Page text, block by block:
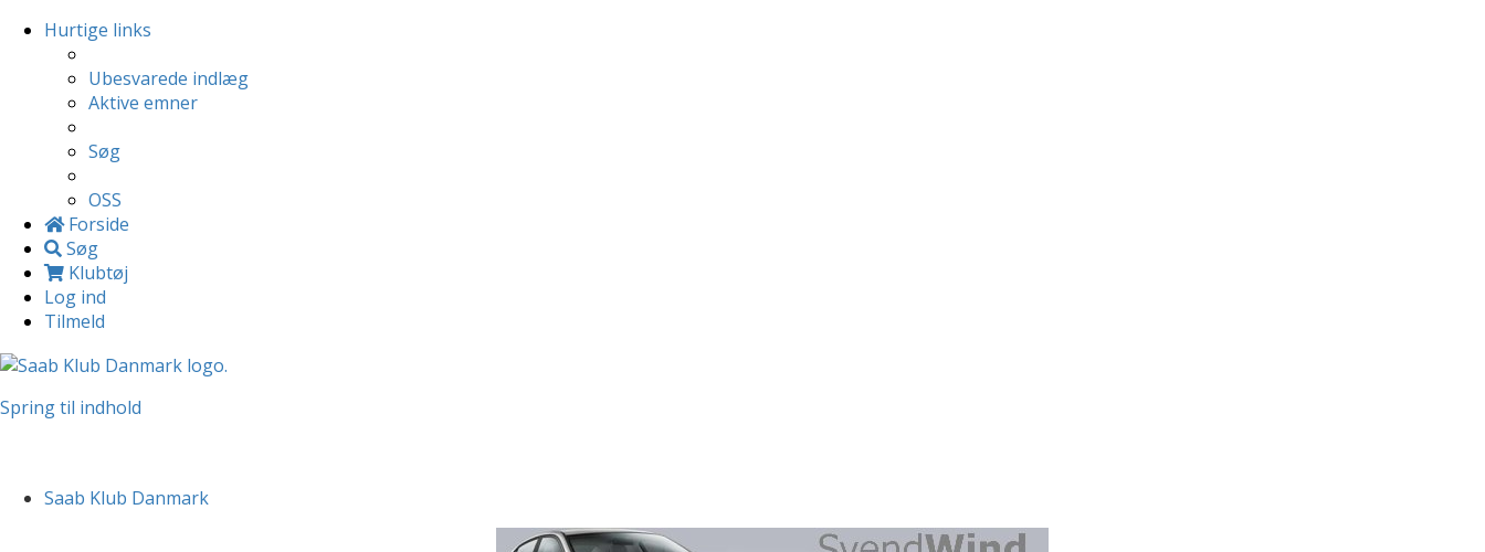
Hurtige links
Ubesvarede indlæg
Aktive emner
Søg
OSS
Forside
Søg
Klubtøj
Log ind
Tilmeld
Spring til indhold
Saab Klub Danmark